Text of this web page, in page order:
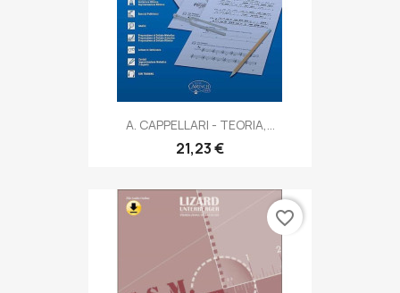
A. CAPPELLARI - TEORIA,...
21,23 €
favorite_border